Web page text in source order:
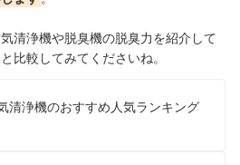
清浄機や脱臭機の脱臭力を紹介して
比較してみてくださいね。
清浄機のおすすめ人気ランキング